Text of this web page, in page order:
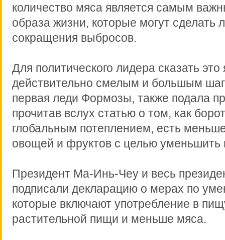
количество мяса является самым
образа жизни, которые могут сделать
сокращения выбросов.
Для политического лидера сказать это
действительно смелым и большым
первая леди Формозы, также подала
прочитав вслух статью о том, как
глобальным потеплением, есть
овощей и фруктов с целью
Президент Ма-Инь-Чеу и весь
подписали декларацию о мерах по
которые включают употребление в
растительной пищи и меньше мяса.